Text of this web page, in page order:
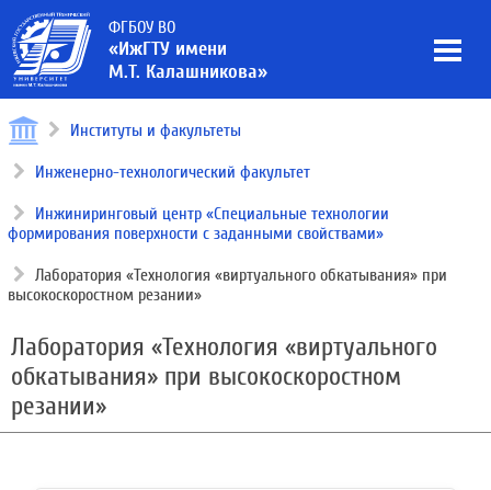
ФГБОУ ВО
«ИжГТУ имени
М.Т. Калашникова»
Институты и факультеты
Инженерно-технологический факультет
Инжиниринговый центр «Специальные технологии
формирования поверхности с заданными свойствами»
Лаборатория «Технология «виртуального обкатывания» при
высокоскоростном резании»
Лаборатория «Технология «виртуального
обкатывания» при высокоскоростном
резании»